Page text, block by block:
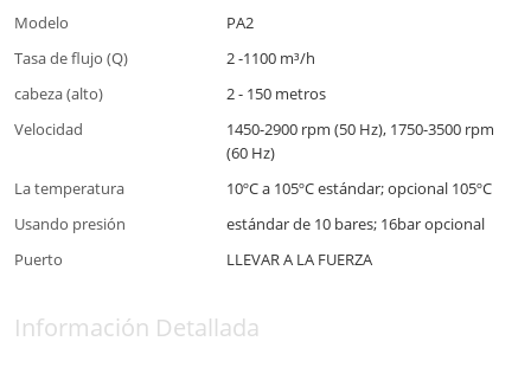
Modelo
PA2
Tasa de flujo (Q)
2 -1100 m³/h
cabeza (alto)
2 - 150 metros
Velocidad
1450-2900 rpm (50 Hz), 1750-3500 rpm
(60 Hz)
La temperatura
10ºC a 105ºC estándar; opcional 105ºC
Usando presión
estándar de 10 bares; 16bar opcional
Puerto
LLEVAR A LA FUERZA
Información Detallada